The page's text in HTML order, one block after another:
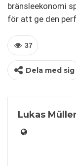
bränsleekonomi
för att ge den
37
Dela med sig
Lukas Müller